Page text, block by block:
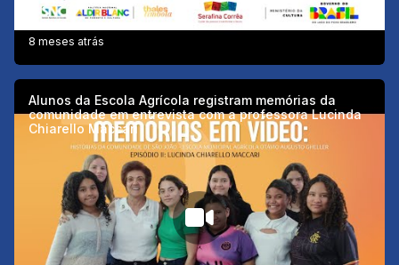
8 meses atrás
Alunos da Escola Agrícola registram memórias da
comunidade em entrevista com a professora Lucinda
Chiarello Maccari